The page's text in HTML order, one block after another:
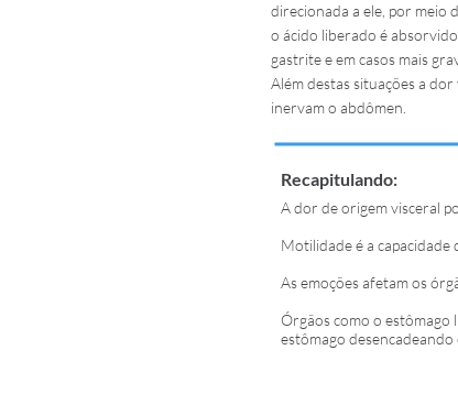
direcionada a ele, por meio
o ácido liberado é
gastrite e em casos mais
Além destas situações a
inervam o abdômen.
Recapitulando:
A dor de origem visceral
Motilidade é a capacidade
As emoções afetam os
Órgãos como o estômago
estômago desencadeando